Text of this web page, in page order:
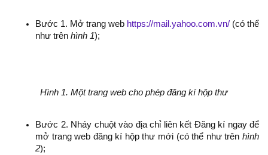
Bước 1. Mở trang web https://mail.yahoo.com.vn/ (có thể
như trên hình 1);
Hình 1. Một trang web cho phép đăng kí hộp thư
Bước 2. Nháy chuột vào địa chỉ liên kết Đăng kí ngay để
mở trang web đăng kí hộp thư mới (có thể như trên hình
2);